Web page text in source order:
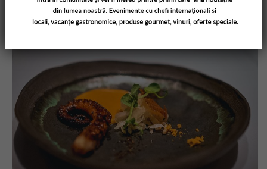
21/01/2018 AMUSEBOUCHERO
LEAVE A
COMMENT